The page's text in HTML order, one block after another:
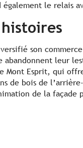
également le relais
son
abandonnent leur
Esprit, qui
de bois de
de la